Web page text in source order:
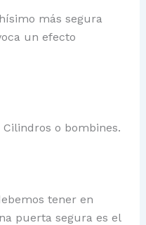
más segura
un efecto
o bombines.
tener en
puerta segura es el